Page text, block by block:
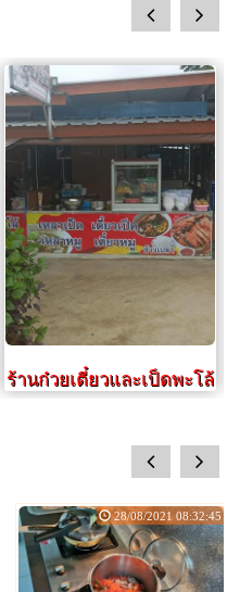
ร้านก๋วยเตี๋ยวและเป็ดพะโล้
prev next
28/08/2021 08:32:45
prev next